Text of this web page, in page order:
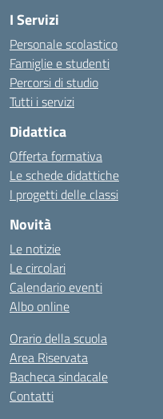
I Servizi
Personale scolastico
Famiglie e studenti
Percorsi di studio
Tutti i servizi
Didattica
Offerta formativa
Le schede didattiche
I progetti delle classi
Novità
Le notizie
Le circolari
Calendario eventi
Albo online
Orario della scuola
Area Riservata
Bacheca sindacale
Contatti